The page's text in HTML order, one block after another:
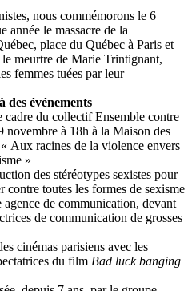
nous commémorons le 6
année le massacre de la
place du Québec à Paris et
meurtre de Marie Trintignant,
femmes tuées par leur
événements
cadre du collectif Ensemble contre
novembre à 18h à la Maison des
Aux racines de la violence envers
»
des stéréotypes sexistes pour
contre toutes les formes de sexisme
agence de communication, devant
de communication de grosses
cinémas parisiens avec les
du film Bad luck banging